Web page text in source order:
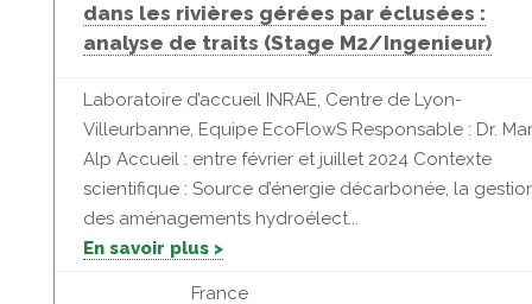
dans les rivières gérées par éclusées :
analyse de traits (Stage M2/Ingenieur)
Laboratoire d’accueil INRAE, Centre de Lyon-
Villeurbanne, Equipe EcoFlowS Responsable : Dr.
Alp Accueil : entre février et juillet 2024 Contexte
scientifique : Source d’énergie décarbonée, la
des aménagements hydroélect...
En savoir plus >
France